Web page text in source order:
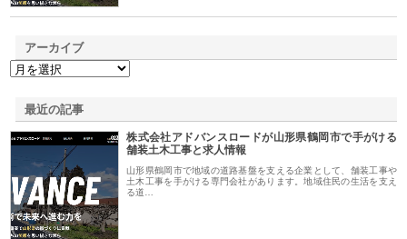
アーカイブ
最近の記事
株式会社アドバンスロードが山形県鶴岡市で手がける
舗装土木工事と求人情報
山形県鶴岡市で地域の道路基盤を支える企業として、舗装工事や
土木工事を手がける専門会社があります。地域住民の生活を支え
る道…